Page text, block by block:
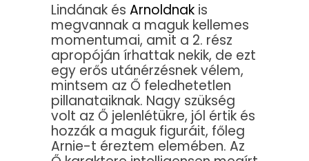
Lindának és Arnoldnak is
megvannak a maguk kellemes
momentumai, amit a 2. rész
apropóján írhattak nekik, de ezt
egy erős utánérzésnek vélem,
mintsem az Ő feledhetetlen
pillanataiknak. Nagy szükség
volt az Ő jelenlétükre, jól értik és
hozzák a maguk figuráit, főleg
Arnie-t éreztem elemében. Az